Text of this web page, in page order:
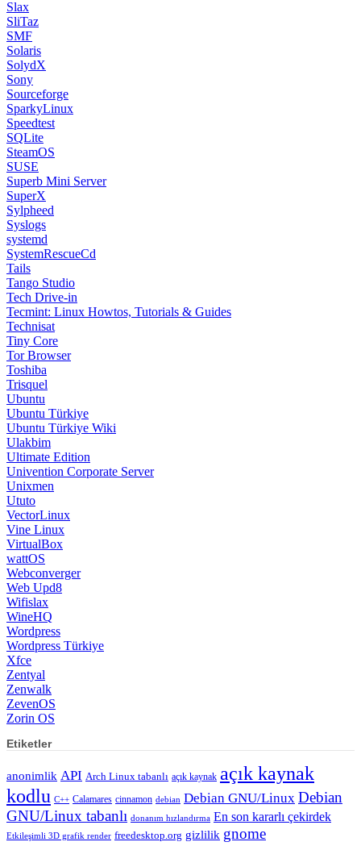
Slax
SliTaz
SMF
Solaris
SolydX
Sony
Sourceforge
SparkyLinux
Speedtest
SQLite
SteamOS
SUSE
Superb Mini Server
SuperX
Sylpheed
Syslogs
systemd
SystemRescueCd
Tails
Tango Studio
Tech Drive-in
Tecmint: Linux Howtos, Tutorials & Guides
Technisat
Tiny Core
Tor Browser
Toshiba
Trisquel
Ubuntu
Ubuntu Türkiye
Ubuntu Türkiye Wiki
Ulakbim
Ultimate Edition
Univention Corporate Server
Unixmen
Ututo
VectorLinux
Vine Linux
VirtualBox
wattOS
Webconverger
Web Upd8
Wifislax
WineHQ
Wordpress
Wordpress Türkiye
Xfce
Zentyal
Zenwalk
ZevenOS
Zorin OS
Etiketler
anonimlik API Arch Linux tabanlı açık kaynak açık kaynak
kodlu C++ Calamares cinnamon debian Debian GNU/Linux Debian
GNU/Linux tabanlı donanım hızlandırma En son kararlı çekirdek
Etkileşimli 3D grafik render freedesktop.org gizlilik gnome